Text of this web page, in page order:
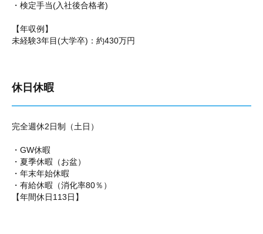
・検定手当(入社後合格者)
【年収例】
未経験3年目(大学卒)：約430万円
休日休暇
完全週休2日制（土日）
・GW休暇
・夏季休暇（お盆）
・年末年始休暇
・有給休暇（消化率80％）
【年間休日113日】